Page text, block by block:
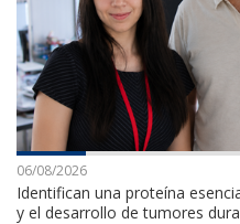
06/08/2026
Identifican una proteína
y el desarrollo de tumores